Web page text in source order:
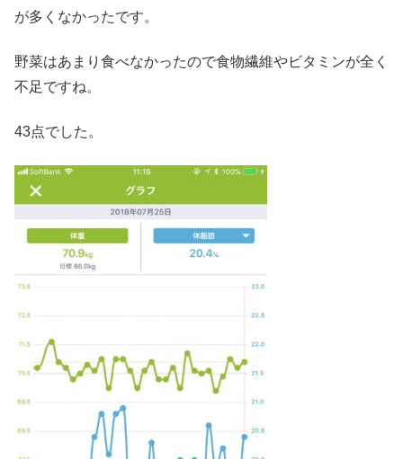
が多くなかったです。
野菜はあまり食べなかったので食物繊維やビタミンが全く
不足ですね。
43点でした。